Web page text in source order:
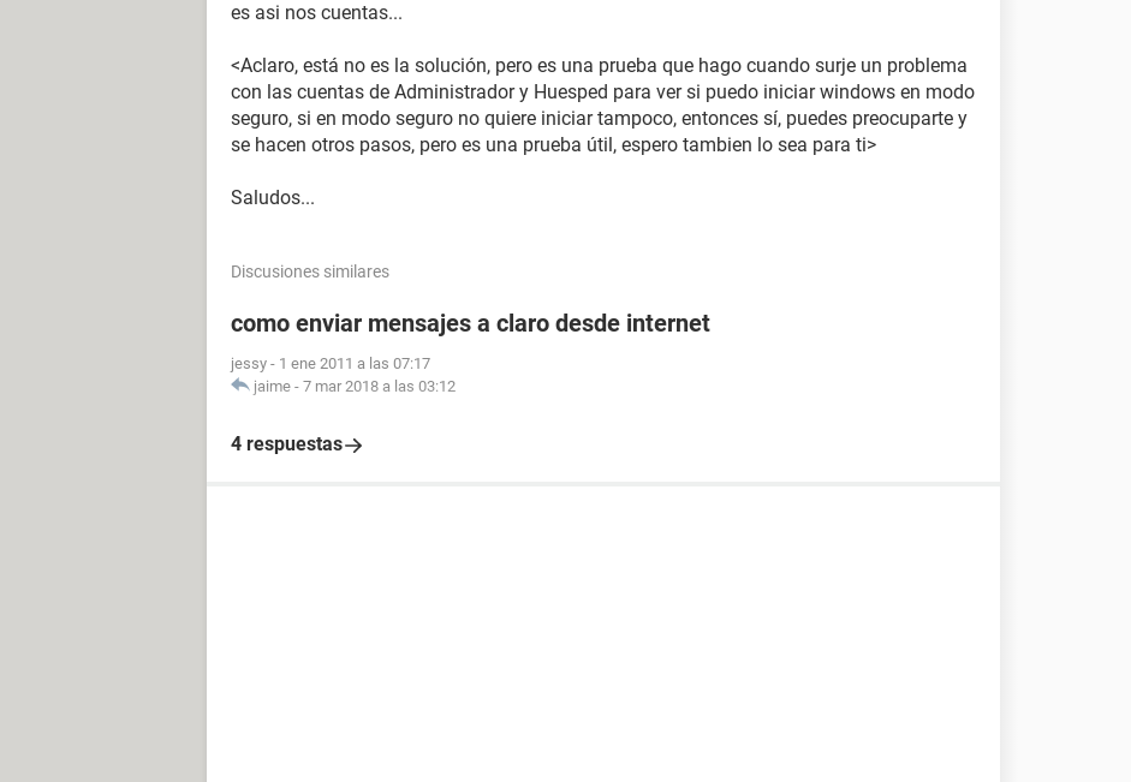
es asi nos cuentas...
<Aclaro, está no es la solución, pero es una prueba que hago cuando surje un problema
con las cuentas de Administrador y Huesped para ver si puedo iniciar windows en modo
seguro, si en modo seguro no quiere iniciar tampoco, entonces sí, puedes preocuparte y
se hacen otros pasos, pero es una prueba útil, espero tambien lo sea para ti>
Saludos...
Discusiones similares
como enviar mensajes a claro desde internet
jessy - 1 ene 2011 a las 07:17
jaime - 7 mar 2018 a las 03:12
4 respuestas